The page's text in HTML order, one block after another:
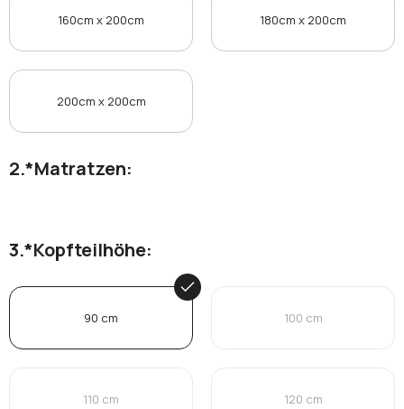
160cm x 200cm 180cm x 200cm
200cm x 200cm
*Matratzen:
*Kopfteilhöhe:
90 cm 100 cm
110 cm 120 cm